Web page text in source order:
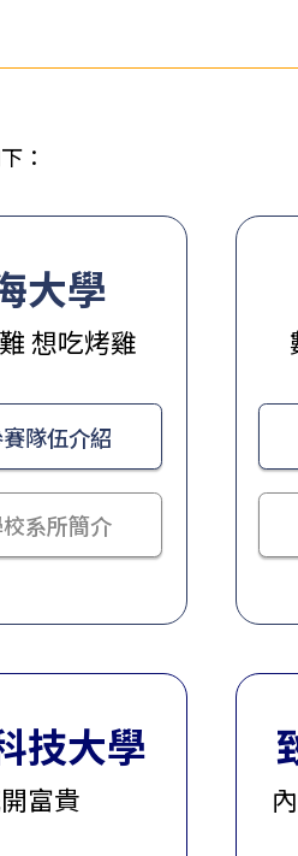
：
大學
想吃烤雞
隊伍介紹
系所簡介
技大學
富貴